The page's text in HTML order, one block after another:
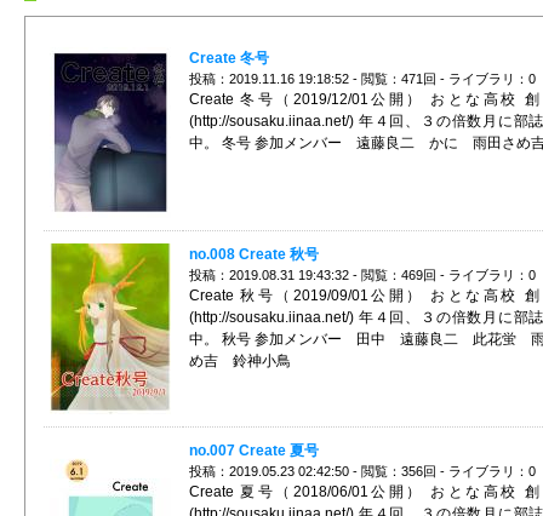
Create 冬号
投稿：2019.11.16 19:18:52 - 閲覧：471回 - ライブラリ：0
Create 冬号（2019/12/01公開） おとな高校
(http://sousaku.iinaa.net/) 年４回、３の倍数月に部
中。 冬号 参加メンバー 遠藤良二 かに 雨田さめ
no.008 Create 秋号
投稿：2019.08.31 19:43:32 - 閲覧：469回 - ライブラリ：0
Create 秋号（2019/09/01公開） おとな高校
(http://sousaku.iinaa.net/) 年４回、３の倍数月に部
中。 秋号 参加メンバー 田中 遠藤良二 此花蛍
め吉 鈴神小鳥
no.007 Create 夏号
投稿：2019.05.23 02:42:50 - 閲覧：356回 - ライブラリ：0
Create 夏号（2018/06/01公開） おとな高校